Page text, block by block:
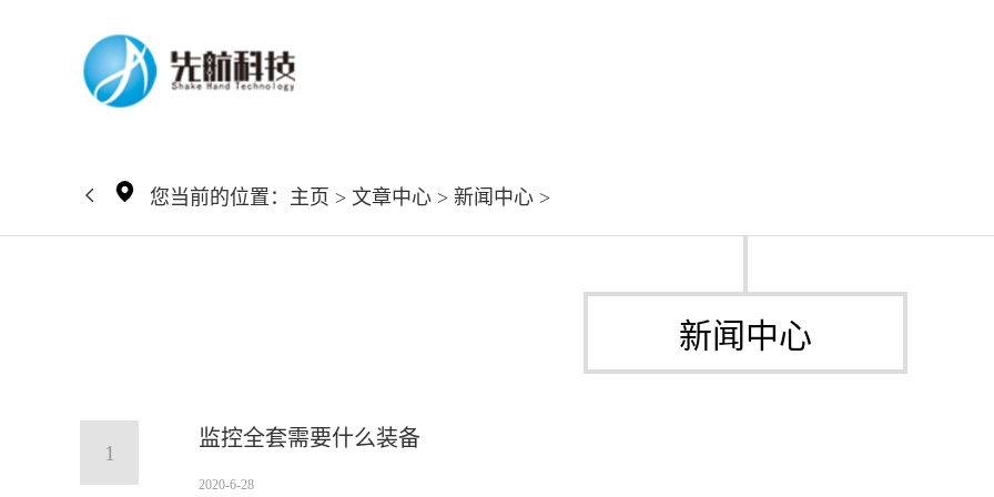
您当前的位置： 主页 > 文章中心 > 新闻中心 >
新闻中心
1
监控全套需要什么装备
2020-6-28